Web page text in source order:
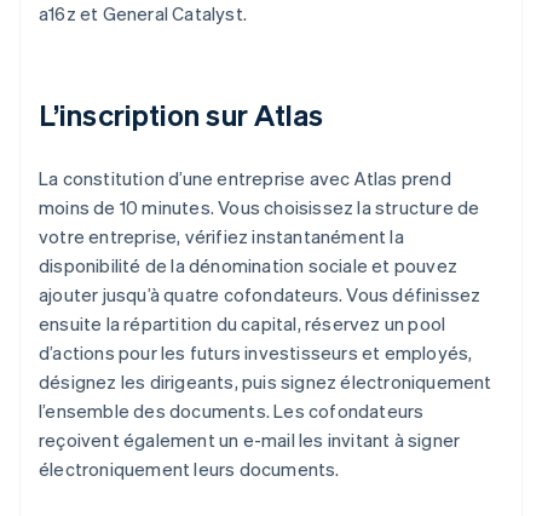
a16z et General Catalyst.
L’inscription sur Atlas
La constitution d’une entreprise avec Atlas prend
moins de 10 minutes. Vous choisissez la structure de
votre entreprise, vérifiez instantanément la
disponibilité de la dénomination sociale et pouvez
ajouter jusqu’à quatre cofondateurs. Vous définissez
ensuite la répartition du capital, réservez un pool
d’actions pour les futurs investisseurs et employés,
désignez les dirigeants, puis signez électroniquement
l’ensemble des documents. Les cofondateurs
reçoivent également un e-mail les invitant à signer
électroniquement leurs documents.